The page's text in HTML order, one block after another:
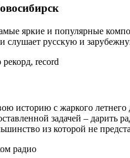
яркие и популярные
слушает русскую и
историю с жаркого
задачей –
из которой не